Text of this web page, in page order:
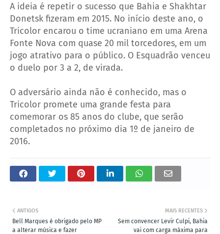
A ideia é repetir o sucesso que Bahia e Shakhtar
Donetsk fizeram em 2015. No início deste ano, o
Tricolor encarou o time ucraniano em uma Arena
Fonte Nova com quase 20 mil torcedores, em um
jogo atrativo para o público. O Esquadrão venceu
o duelo por 3 a 2, de virada.
O adversário ainda não é conhecido, mas o
Tricolor promete uma grande festa para
comemorar os 85 anos do clube, que serão
completados no próximo dia 1º de janeiro de
2016.
MAIS RECENTES
Sem convencer Levir Culpi, Bahia
vai com carga máxima para
ANTIGOS
Bell Marques é obrigado pelo MP
a alterar música e fazer